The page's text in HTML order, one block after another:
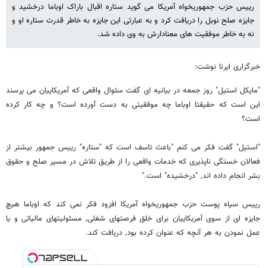
رییس حزب جمهوریخواه آمریکا می گوید ستاره اقبال باراک اوباما درخشید و
جایزه صلح نوبل را دریافت کرد و به عبارتی این جایزه به خاطر قدرت ستاره او و
نه به خاطر موفقیت های معنادارش به وی داده شد.
خبرگزاری ایرنا نوشت:
"مایکل استیل" روز جمعه در بیانیه ای گفت سئوال واقعی که آمریکاییان می پرسند
این است که حقیقتا اوباما چه موفقیتی به دست آورده است؟ و چه کار کرده
است؟
"استیل" گفت فکر می کنم "باعث تاسف است که "ستاره" رییس جمهور بیشتر از
فعالان خستگی ناپذیری که خدمات واقعی را از طریق تلاش در مسیر صلح و حقوق
بشر انجام داده اند, "درخشیده" است."
رییس سیاه پوست حزب جمهوریخواه آمریکا افزود فکر نمی کند که اوباما هیچ
جایزه ای از سوی آمریکاییان برای خلق فرصتهای شغلی, مسئولیتهای مالیاتی و یا
عمل نمودن به هر آنچه که عنوان کرده بود, دریافت کند.